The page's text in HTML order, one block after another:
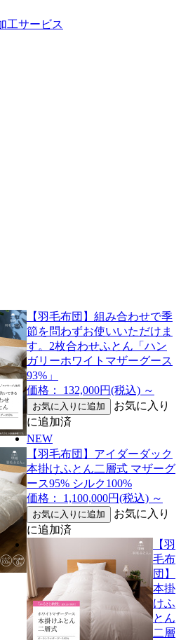
工サービス
【羽毛布団】組み合わせで季
節を問わずお使いいただけま
す。2枚合わせふとん「ハン
ガリーホワイトマザーグース
93%」
価格： 132,000円(税込) ～
お気に入り
に追加済
NEW
【羽毛布団】アイダーダック
本掛けふとん二層式 マザーグ
ース95% シルク100%
価格： 1,100,000円(税込) ～
お気に入り
に追加済
【羽
毛布
団】
本掛
けふ
とん
二層